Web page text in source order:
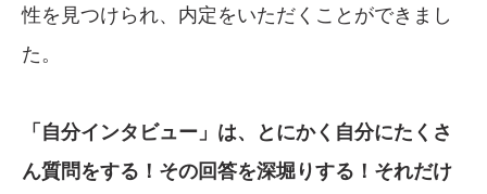
性を見つけられ、内定をいただくことができまし
た。
「自分インタビュー」は、とにかく自分にたくさ
ん質問をする！その回答を深堀りする！それだけ